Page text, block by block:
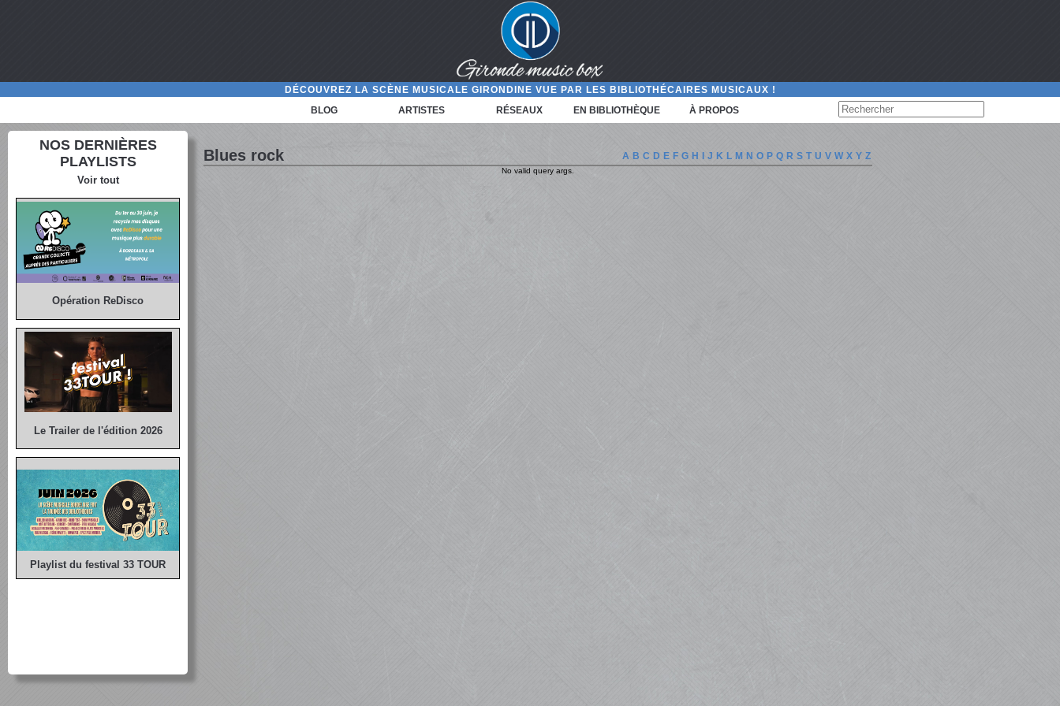
DÉCOUVREZ LA SCÈNE MUSICALE GIRONDINE VUE PAR LES BIBLIOTHÉCAIRES MUSICAUX !
BLOG
ARTISTES RÉSEAUX EN BIBLIOTHÈQUE À PROPOS
NOS DERNIÈRES
PLAYLISTS
Voir tout
Opération ReDisco
Le Trailer de l'édition 2026
Playlist du festival 33 TOUR
Blues rock A B C D E F G H I J K L M N O P Q R S T U V W X Y Z
No valid query args.